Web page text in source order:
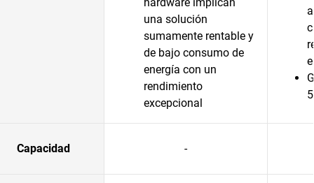
una solución
sumamente rentable y
de bajo consumo de
energía con un
rendimiento
excepcional
Capacidad -